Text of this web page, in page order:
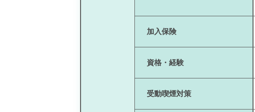
加入保険
資格・経験
受動喫煙対策